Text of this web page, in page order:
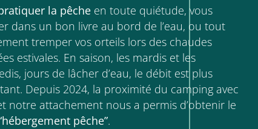
la pêcheen toute quiétude, vous
dans un bon livre au bord de l’eau, ou tout
tremper vos orteils lors des chaudes
estivales. En saison, les mardis et les
jours de lâcher d’eau, le débit est plus
Depuis 2024, la proximité du camping avec
notre attachement nous a permis d’obtenir le
pêche”.